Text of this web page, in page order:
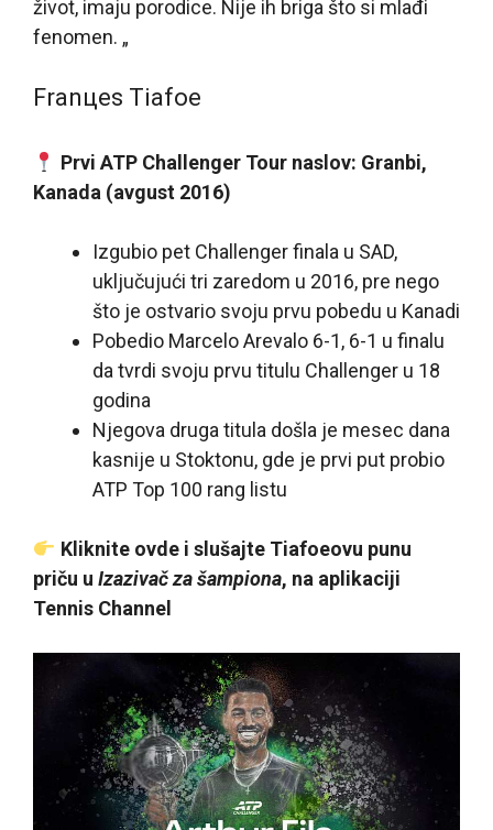
život, imaju porodice. Nije ih briga što si mlađi
fenomen. „
Franцes Tiafoe
Prvi ATP Challenger Tour naslov: Granbi,
Kanada (avgust 2016)
Izgubio pet Challenger finala u SAD,
uključujući tri zaredom u 2016, pre nego
što je ostvario svoju prvu pobedu u Kanadi
Pobedio Marcelo Arevalo 6-1, 6-1 u finalu
da tvrdi svoju prvu titulu Challenger u 18
godina
Njegova druga titula došla je mesec dana
kasnije u Stoktonu, gde je prvi put probio
ATP Top 100 rang listu
Kliknite ovde i slušajte Tiafoeovu punu
priču u Izazivač za šampiona, na aplikaciji
Tennis Channel